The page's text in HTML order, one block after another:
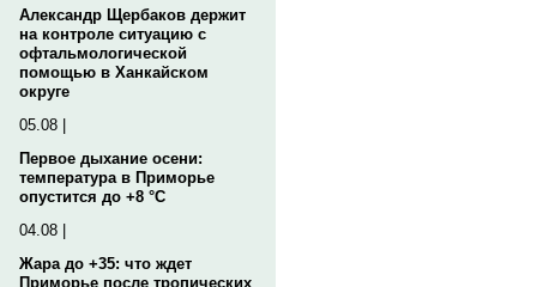
Александр Щербаков держит
на контроле ситуацию с
офтальмологической
помощью в Ханкайском
округе
05.08 |
Первое дыхание осени:
температура в Приморье
опустится до +8 °C
04.08 |
Жара до +35: что ждет
Приморье после тропических